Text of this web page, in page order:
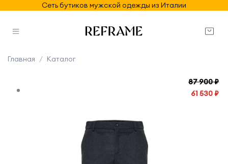
Сеть бутиков мужской одежды из Италии
Главная Каталог
87 900 ₽
61 530 ₽